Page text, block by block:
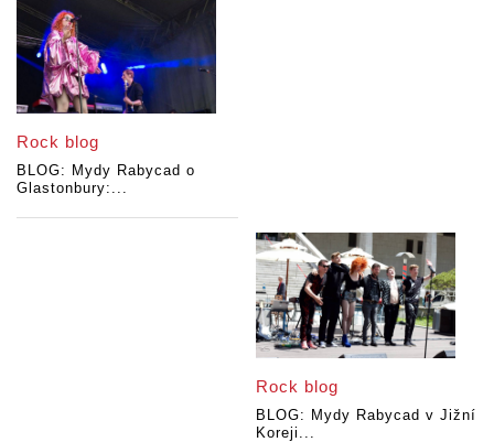
Rock blog
BLOG: Mydy Rabycad o
Glastonbury:...
Rock blog
BLOG: Mydy Rabycad v Jižní
Koreji...